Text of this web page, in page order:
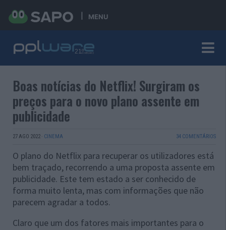
MENU
Boas notícias do Netflix! Surgiram os
preços para o novo plano assente em
publicidade
27 AGO 2022 · CINEMA 34 COMENTÁRIOS
O plano do Netflix para recuperar os utilizadores está
bem traçado, recorrendo a uma proposta assente em
publicidade. Este tem estado a ser conhecido de
forma muito lenta, mas com informações que não
parecem agradar a todos.
Claro que um dos fatores mais importantes para o